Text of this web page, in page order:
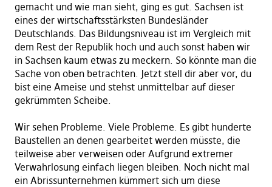
gemacht und wie man sieht, ging es gut. Sachsen ist
eines der wirtschaftsstärksten Bundesländer
Deutschlands. Das Bildungsniveau ist im Vergleich mit
dem Rest der Republik hoch und auch sonst haben wir
in Sachsen kaum etwas zu meckern. So könnte man die
Sache von oben betrachten. Jetzt stell dir aber vor, du
bist eine Ameise und stehst unmittelbar auf dieser
gekrümmten Scheibe.
Wir sehen Probleme. Viele Probleme. Es gibt hunderte
Baustellen an denen gearbeitet werden müsste, die
teilweise aber verweisen oder Aufgrund extremer
Verwahrlosung einfach liegen bleiben. Noch nicht mal
ein Abrissunternehmen kümmert sich um diese